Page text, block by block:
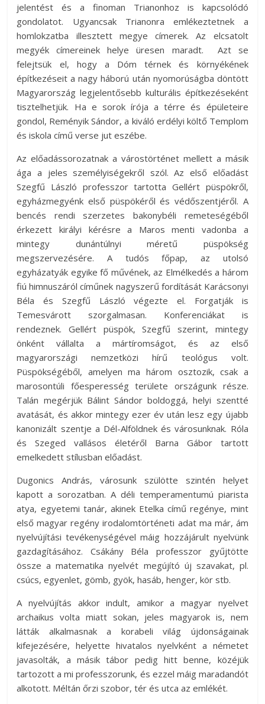
jelentést és a finoman Trianonhoz is kapcsolódó
gondolatot. Ugyancsak Trianonra emlékeztetnek a
homlokzatba illesztett megye címerek. Az elcsatolt
megyék címereinek helye üresen maradt. Azt se
felejtsük el, hogy a Dóm térnek és környékének
építkezéseit a nagy háború után nyomorúságba döntött
Magyarország legjelentősebb kulturális építkezéseként
tisztelhetjük. Ha e sorok írója a térre és épületeire
gondol, Reményik Sándor, a kiváló erdélyi költő Templom
és iskola című verse jut eszébe.
Az előadássorozatnak a várostörténet mellett a másik
ága a jeles személyiségekről szól. Az első előadást
Szegfű László professzor tartotta Gellért püspökről,
egyházmegyénk első püspökéről és védőszentjéről. A
bencés rendi szerzetes bakonybéli remeteségéből
érkezett királyi kérésre a Maros menti vadonba a
mintegy dunántúlnyi méretű püspökség
megszervezésére. A tudós főpap, az utolsó
egyházatyák egyike fő művének, az Elmélkedés a három
fiú himnuszáról címűnek nagyszerű fordítását Karácsonyi
Béla és Szegfű László végezte el. Forgatják is
Temesvárott szorgalmasan. Konferenciákat is
rendeznek. Gellért püspök, Szegfű szerint, mintegy
önként vállalta a mártíromságot, és az első
magyarországi nemzetközi hírű teológus volt.
Püspökségéből, amelyen ma három osztozik, csak a
marosontúli főesperesség területe országunk része.
Talán megérjük Bálint Sándor boldoggá, helyi szentté
avatását, és akkor mintegy ezer év után lesz egy újabb
kanonizált szentje a Dél-Alföldnek és városunknak. Róla
és Szeged vallásos életéről Barna Gábor tartott
emelkedett stílusban előadást.
Dugonics András, városunk szülötte szintén helyet
kapott a sorozatban. A déli temperamentumú piarista
atya, egyetemi tanár, akinek Etelka című regénye, mint
első magyar regény irodalomtörténeti adat ma már, ám
nyelvújítási tevékenységével máig hozzájárult nyelvünk
gazdagításához. Csákány Béla professzor gyűjtötte
össze a matematika nyelvét megújító új szavakat, pl.
csúcs, egyenlet, gömb, gyök, hasáb, henger, kör stb.
A nyelvújítás akkor indult, amikor a magyar nyelvet
archaikus volta miatt sokan, jeles magyarok is, nem
látták alkalmasnak a korabeli világ újdonságainak
kifejezésére, helyette hivatalos nyelvként a németet
javasolták, a másik tábor pedig hitt benne, közéjük
tartozott a mi professzorunk, és ezzel máig maradandót
alkotott. Méltán őrzi szobor, tér és utca az emlékét.